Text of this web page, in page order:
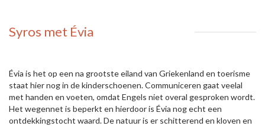
Syros met Évia
Évia is het op een na grootste eiland van Griekenland en toerisme
staat hier nog in de kinderschoenen. Communiceren gaat veelal
met handen en voeten, omdat Engels niet overal gesproken wordt.
Het wegennet is beperkt en hierdoor is Évia nog echt een
ontdekkingstocht waard. De natuur is er schitterend en kloven en